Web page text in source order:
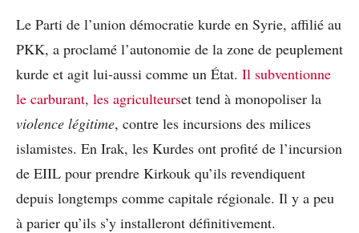
Le Parti de l’union démocratie kurde en Syrie, affilié au
PKK, a proclamé l’autonomie de la zone de peuplement
kurde et agit lui-aussi comme un État. Il subventionne
le carburant, les agriculteurset tend à monopoliser la
violence légitime, contre les incursions des milices
islamistes. En Irak, les Kurdes ont profité de l’incursion
de EIIL pour prendre Kirkouk qu’ils revendiquent
depuis longtemps comme capitale régionale. Il y a peu
à parier qu’ils s’y installeront définitivement.